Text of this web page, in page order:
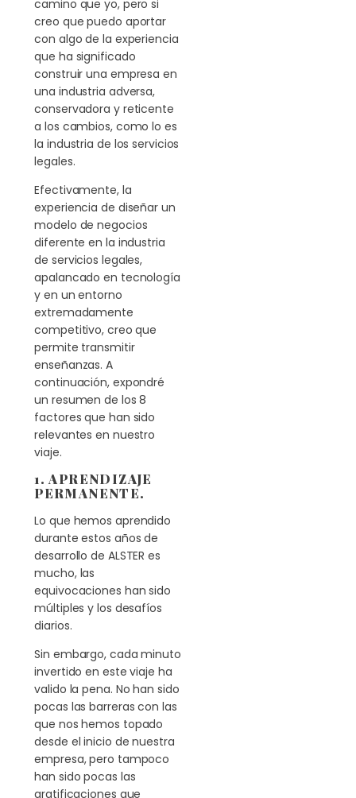
camino que yo, pero si
creo que puedo aportar
con algo de la experiencia
que ha significado
construir una empresa en
una industria adversa,
conservadora y reticente
a los cambios, como lo es
la industria de los servicios
legales.
Efectivamente, la
experiencia de diseñar un
modelo de negocios
diferente en la industria
de servicios legales,
apalancado en tecnología
y en un entorno
extremadamente
competitivo, creo que
permite transmitir
enseñanzas. A
continuación, expondré
un resumen de los 8
factores que han sido
relevantes en nuestro
viaje.
1. APRENDIZAJE
PERMANENTE.
Lo que hemos aprendido
durante estos años de
desarrollo de ALSTER es
mucho, las
equivocaciones han sido
múltiples y los desafíos
diarios.
Sin embargo, cada minuto
invertido en este viaje ha
valido la pena. No han sido
pocas las barreras con las
que nos hemos topado
desde el inicio de nuestra
empresa, pero tampoco
han sido pocas las
gratificaciones que